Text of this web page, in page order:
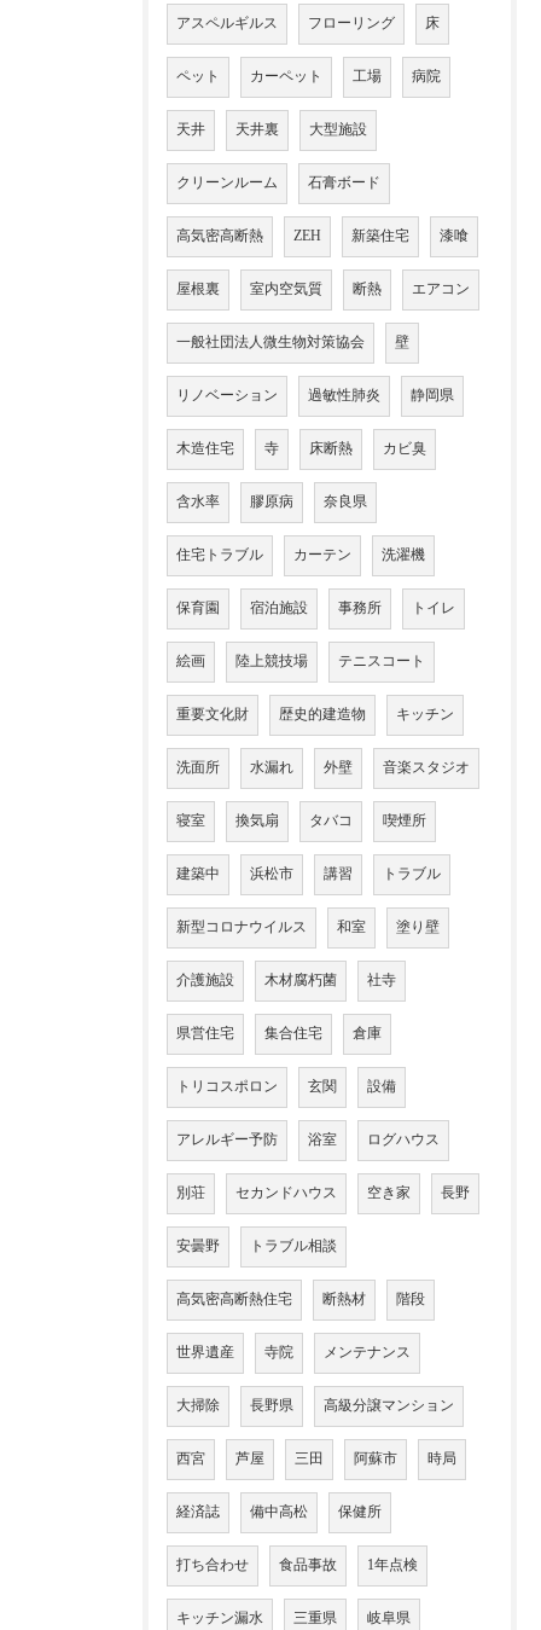
アスペルギルス フローリング 床
ペット カーペット 工場 病院
天井 天井裏 大型施設
クリーンルーム 石膏ボード
高気密高断熱 ZEH 新築住宅 漆喰
屋根裏 室内空気質 断熱 エアコン
一般社団法人微生物対策協会 壁
リノベーション 過敏性肺炎 静岡県
木造住宅 寺 床断熱 カビ臭
含水率 膠原病 奈良県
住宅トラブル カーテン 洗濯機
保育園 宿泊施設 事務所 トイレ
絵画 陸上競技場 テニスコート
重要文化財 歴史的建造物 キッチン
洗面所 水漏れ 外壁 音楽スタジオ
寝室 換気扇 タバコ 喫煙所
建築中 浜松市 講習 トラブル
新型コロナウイルス 和室 塗り壁
介護施設 木材腐朽菌 社寺
県営住宅 集合住宅 倉庫
トリコスポロン 玄関 設備
アレルギー予防 浴室 ログハウス
別荘 セカンドハウス 空き家 長野
安曇野 トラブル相談
高気密高断熱住宅 断熱材 階段
世界遺産 寺院 メンテナンス
大掃除 長野県 高級分譲マンション
西宮 芦屋 三田 阿蘇市 時局
経済誌 備中高松 保健所
打ち合わせ 食品事故 1年点検
キッチン漏水 三重県 岐阜県